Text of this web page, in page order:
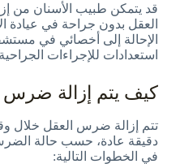
قد يتمكن طبيب الأسنان من
العقل بدون جراحة في عيادة
الإحالة إلى أخصائي في
استعدادات للإجراءات
كيف يتم إزالة ضرس
دقيقة عادة، حسب حالة
في الخطوات التالية: